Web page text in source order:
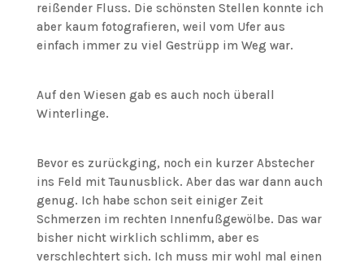
reißender Fluss. Die schönsten Stellen konnte ich
aber kaum fotografieren, weil vom Ufer aus
einfach immer zu viel Gestrüpp im Weg war.
Auf den Wiesen gab es auch noch überall
Winterlinge.
Bevor es zurückging, noch ein kurzer Abstecher
ins Feld mit Taunusblick. Aber das war dann auch
genug. Ich habe schon seit einiger Zeit
Schmerzen im rechten Innenfußgewölbe. Das war
bisher nicht wirklich schlimm, aber es
verschlechtert sich. Ich muss mir wohl mal einen